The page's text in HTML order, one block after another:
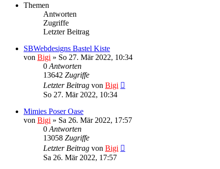
Themen
Antworten
Zugriffe
Letzter Beitrag
SBWebdesigns Bastel Kiste
von Bigi » So 27. Mär 2022, 10:34
0 Antworten
13642 Zugriffe
Letzter Beitrag von Bigi
So 27. Mär 2022, 10:34
Mimies Poser Oase
von Bigi » Sa 26. Mär 2022, 17:57
0 Antworten
13058 Zugriffe
Letzter Beitrag von Bigi
Sa 26. Mär 2022, 17:57